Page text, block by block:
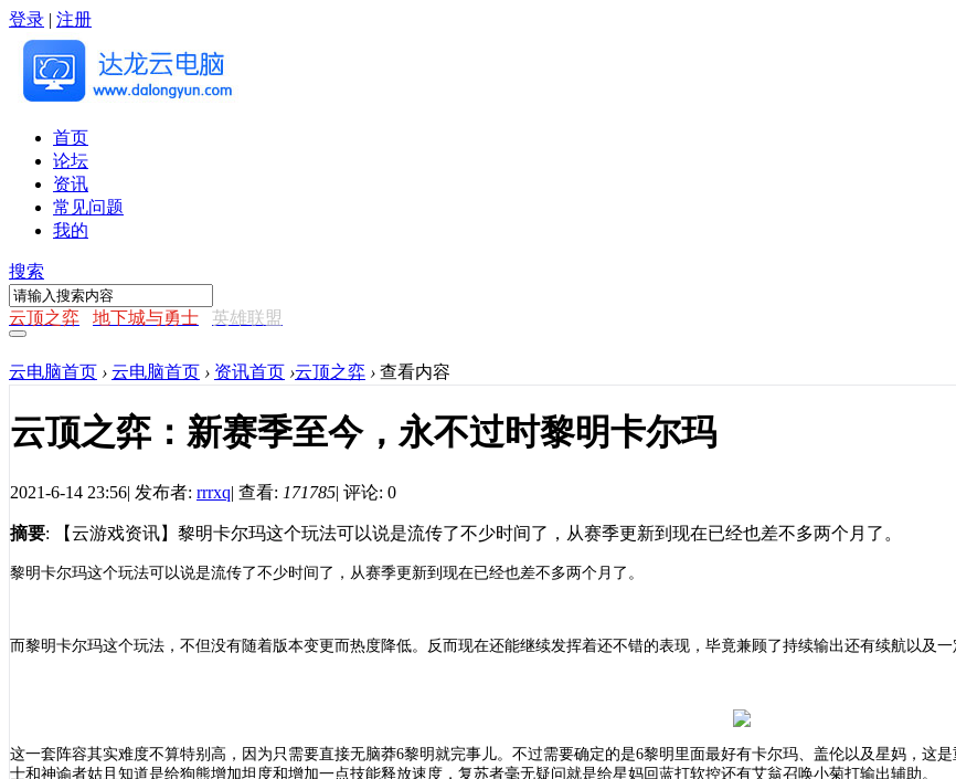
登录 | 注册
首页
论坛
资讯
常见问题
我的
搜索
云顶之弈 地下城与勇士 英雄联盟
云电脑首页 › 云电脑首页 › 资讯首页 ›云顶之弈 › 查看内容
云顶之弈：新赛季至今，永不过时黎明卡尔玛
2021-6-14 23:56| 发布者: rrrxq| 查看: 171785| 评论: 0
摘要: 【云游戏资讯】黎明卡尔玛这个玩法可以说是流传了不少时间了，从赛季更新到现在已经也差不多两个月了。
黎明卡尔玛这个玩法可以说是流传了不少时间了，从赛季更新到现在已经也差不多两个月了。
而黎明卡尔玛这个玩法，不但没有随着版本变更而热度降低。反而现在还能继续发挥着还不错的表现，毕竟兼顾了持续输出还有续航以及一
这一套阵容其实难度不算特别高，因为只需要直接无脑莽6黎明就完事儿。不过需要确定的是6黎明里面最好有卡尔玛、盖伦以及星妈，这
士和神谕者姑且知道是给狗熊增加坦度和增加一点技能释放速度，复苏者毫无疑问就是给星妈回蓝打软控还有艾翁召唤小菊打输出辅助。